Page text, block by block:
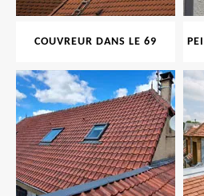
COUVREUR DANS LE 69